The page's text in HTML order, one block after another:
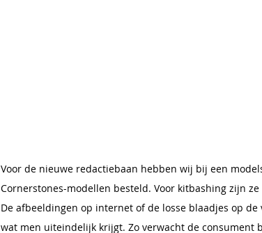
Voor de nieuwe redactiebaan hebben wij bij een
Cornerstones-modellen besteld. Voor kitbashing zijn
De afbeeldingen op internet of de losse blaadjes op
wat men uiteindelijk krijgt. Zo verwacht de consument